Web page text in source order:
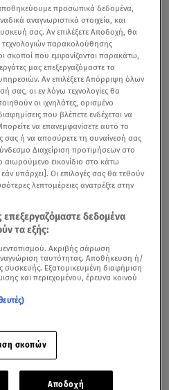
αποκριάτικες στολέςκαι
δημιουργικό,
δικά σας ρούχα και
και δεν προλαβαίνετε να
προσωπικά δεδομένα,
αναγνωριστικά στοιχεία, και
σας. Αν επιλέξετε Αποδοχή, θα
τεχνολογιών παρακολούθησης
σκοποί που εμφανίζονται παρακάτω,
μας επεξεργαζόμαστε τα
Αν επιλέξετε Απόρριψη όλων
σας, οι εν λόγω τεχνολογίες θα
οι ιχνηλάτες, ορισμένο
που βλέπετε ενδέχεται να
να επανεμφανίσετε αυτό το
σας ή να αποσύρετε τη συναίνεσή σας
Διαχείριση προτιμήσεων στο
αιωρούμενο εικονίδιο στο κάτω
υπάρχει]. Οι επιλογές σας θα τεθούν
λεπτομέρειες ανατρέξτε στην
επεξεργαζόμαστε δεδομένα
τα εξής:
Ακριβής σάρωση
ταυτότητας. Αποθήκευση ή/
Εξατομικευμένη διαφήμιση
και περιεχομένου, έρευνα κοινού
σκοπών
Αποδοχή